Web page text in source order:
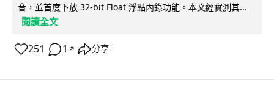
音，並首度下放 32-bit Float 浮點內錄功能。本文經實測其...
閱讀全文
251 1 ↗ 分享